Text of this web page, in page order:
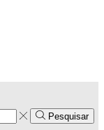
Pesquisar